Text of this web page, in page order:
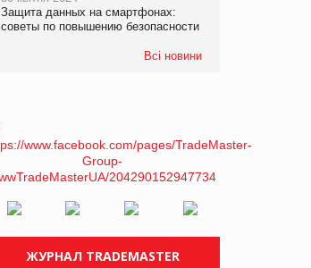
Защита данных на смартфонах:
советы по повышению безопасности
Всі новини
ЖУРНАЛ TRADEMASTER